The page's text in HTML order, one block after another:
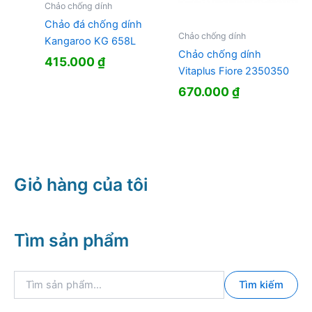
Chảo chống dính
Chảo đá chống dính
Kangaroo KG 658L
415.000₫
Chảo chống dính
Chảo chống dính
Vitaplus Fiore 2350350
670.000₫
Giỏ hàng của tôi
Tìm sản phẩm
Tìm kiếm